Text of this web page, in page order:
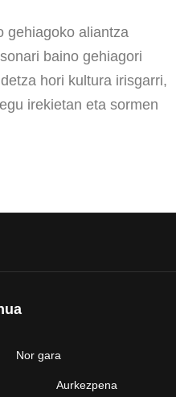
gehiagoko aliantza
baino gehiagori
hori kultura irisgarri,
irekietan eta sormen
Nor gara
Aurkezpena